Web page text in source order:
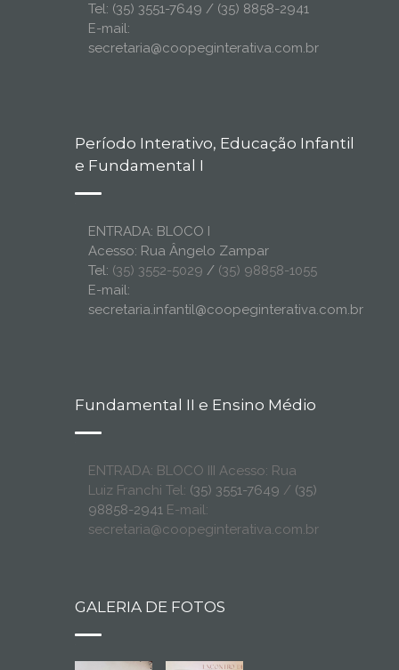
Tel: (35) 3551-7649 / (35) 8858-2941
E-mail:
secretaria@coopeginterativa.com.br
Período Interativo, Educação Infantil
e Fundamental I
ENTRADA: BLOCO I
Acesso: Rua Ângelo Zampar
Tel: (35) 3552-5029 / (35) 98858-1055
E-mail:
secretaria.infantil@coopeginterativa.com.br
Fundamental II e Ensino Médio
ENTRADA: BLOCO III Acesso: Rua
Luiz Franchi Tel: (35) 3551-7649 / (35)
98858-2941 E-mail:
secretaria@coopeginterativa.com.br
GALERIA DE FOTOS